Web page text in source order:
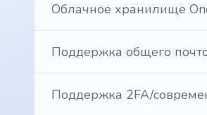
Облачное хранилище
Поддержка общего
Поддержка 2FA/